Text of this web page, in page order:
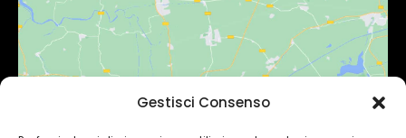
Gestisci Consenso
Fai clic per accettare i cookie